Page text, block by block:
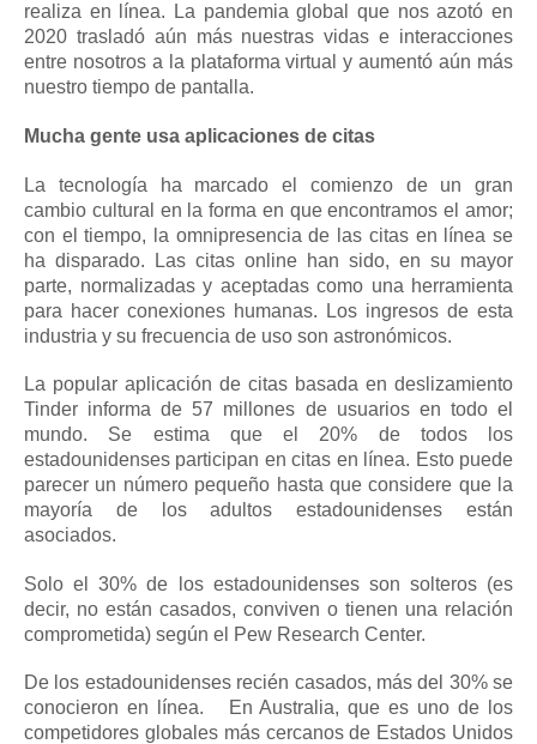
realiza en línea.
La pandemia global que nos azotó en
2020 trasladó aún más nuestras vidas e interacciones
entre nosotros a la plataforma virtual y aumentó aún más
nuestro tiempo de pantalla.
Mucha gente usa aplicaciones de citas
La tecnología ha marcado el comienzo de un gran
cambio cultural en la forma en que encontramos el amor;
con el tiempo, la omnipresencia de las citas en línea se
ha disparado.
Las citas online han sido, en su mayor
parte, normalizadas y aceptadas como una herramienta
para hacer conexiones humanas.
Los ingresos de esta
industria y su frecuencia de uso son astronómicos.
La popular aplicación de citas basada en deslizamiento
Tinder informa de 57 millones de usuarios en todo el
mundo. Se estima que el 20% de todos los
estadounidenses participan en citas en línea. Esto puede
parecer un número pequeño hasta que considere que la
mayoría de los adultos estadounidenses están
asociados.
Solo el 30% de los estadounidenses son solteros (es
decir, no están casados, conviven o tienen una relación
comprometida) según el Pew Research Center.
De los estadounidenses recién casados, más del 30% se
conocieron en línea.
En Australia, que es uno de los
competidores globales más cercanos de Estados Unidos